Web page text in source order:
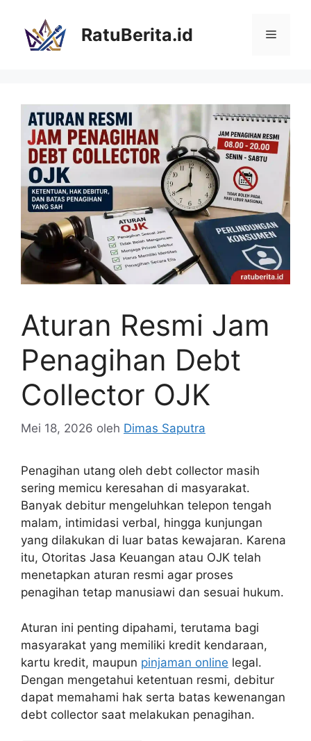
RatuBerita.id Menu
Aturan Resmi Jam
Penagihan Debt
Collector OJK
Mei 18, 2026 oleh Dimas Saputra
Penagihan utang oleh debt collector masih
sering memicu keresahan di masyarakat.
Banyak debitur mengeluhkan telepon tengah
malam, intimidasi verbal, hingga kunjungan
yang dilakukan di luar batas kewajaran. Karena
itu, Otoritas Jasa Keuangan atau OJK telah
menetapkan aturan resmi agar proses
penagihan tetap manusiawi dan sesuai hukum.
Aturan ini penting dipahami, terutama bagi
masyarakat yang memiliki kredit kendaraan,
kartu kredit, maupun pinjaman online legal.
Dengan mengetahui ketentuan resmi, debitur
dapat memahami hak serta batas kewenangan
debt collector saat melakukan penagihan.